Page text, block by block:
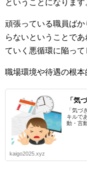
ということになります
頑張っている職員ば
らないということで
ていく悪循環に陥って
職場環境や待遇の根本
「気
「気づ
キルで
動・言
kaigo2025.xyz